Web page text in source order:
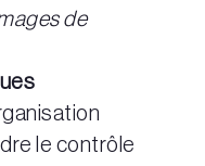
de
le contrôle